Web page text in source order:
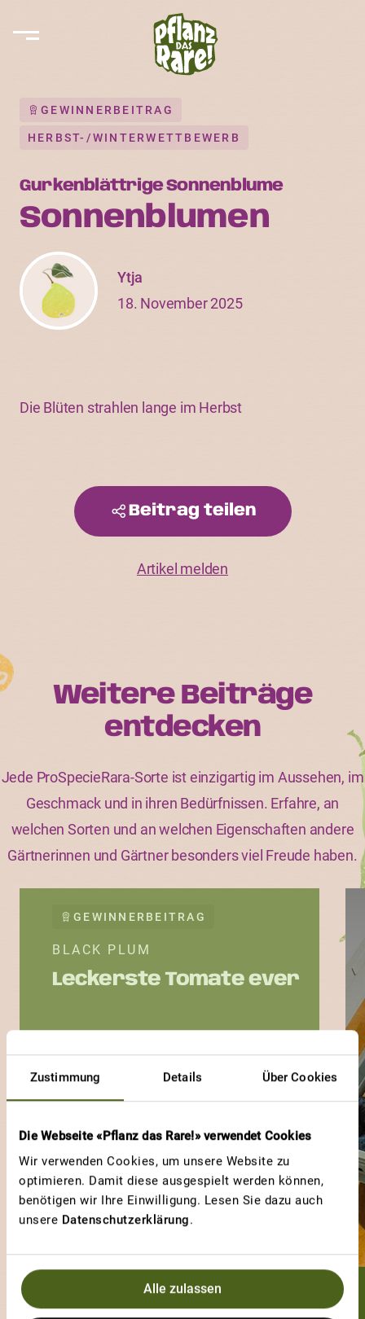
Zustimmung Details Über Cookies
Die Webseite «Pflanz das Rare!» verwendet Cookies
Wir verwenden Cookies, um unsere Website zu
optimieren. Damit diese ausgespielt werden können,
benötigen wir Ihre Einwilligung. Lesen Sie dazu auch
unsere Datenschutzerklärung.
Alle zulassen
GEWINNERBEITRAG
HERBST-/WINTERWETTBEWERB
Gurkenblättrige Sonnenblume
Sonnenblumen
Ytja
18. November 2025
Die Blüten strahlen lange im Herbst
Beitrag teilen
Artikel melden
Weitere Beiträge
entdecken
Jede ProSpecieRara-Sorte ist einzigartig im Aussehen, im
Geschmack und in ihren Bedürfnissen. Erfahre, an
welchen Sorten und an welchen Eigenschaften andere
Gärtnerinnen und Gärtner besonders viel Freude haben.
GEWINNERBEITRAG
BLACK PLUM
Leckerste Tomate ever
Slam@gmx.ch